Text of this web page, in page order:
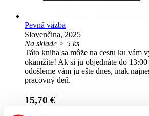
Pevná väzba
Slovenčina, 2025
Na sklade > 5 ks
Táto kniha sa môže na cestu ku vám
okamžite! Ak si ju objednáte do
odošleme vám ju ešte dnes, inak
pracovný deň.
15,70 €